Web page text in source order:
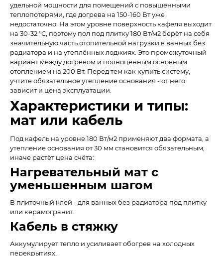
удельной мощности для помещений с повышенными
теплопотерями, где догрева на 150-160 Вт уже
недостаточно. На этом уровне поверхность кафеля выходит
на 30-32 °C, поэтому пол под плитку 180 Вт/м2 берёт на себя
значительную часть отопительной нагрузки в ванных без
радиатора и на утеплённых лоджиях. Это промежуточный
вариант между догревом и полноценным основным
отоплением на 200 Вт. Перед тем как купить систему,
учтите обязательное утепление основания - от него
зависит и цена эксплуатации.
Характеристики и типы:
мат или кабель
Под кафель на уровне 180 Вт/м2 применяют два формата, а
утепление основания от 30 мм становится обязательным,
иначе растёт цена счёта:
Нагревательный мат с
уменьшенным шагом
В плиточный клей - для ванных без радиатора под плитку
или керамогранит.
Кабель в стяжку
Аккумулирует тепло и усиливает обогрев на холодных
перекрытиях.